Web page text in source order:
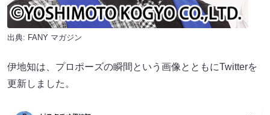
出典: FANY マガジン
伊地知は、プロポーズの瞬間という画像とともにTwitterを
更新しました。